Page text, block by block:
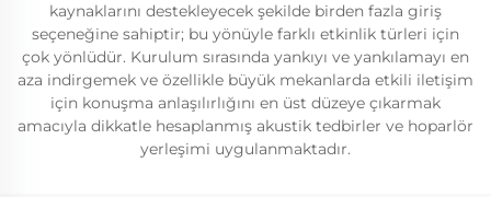
kaynaklarını destekleyecek şekilde birden fazla giriş
seçeneğine sahiptir; bu yönüyle farklı etkinlik türleri için
çok yönlüdür. Kurulum sırasında yankıyı ve yankılamayı en
aza indirgemek ve özellikle büyük mekanlarda etkili iletişim
için konuşma anlaşılırlığını en üst düzeye çıkarmak
amacıyla dikkatle hesaplanmış akustik tedbirler ve hoparlör
yerleşimi uygulanmaktadır.